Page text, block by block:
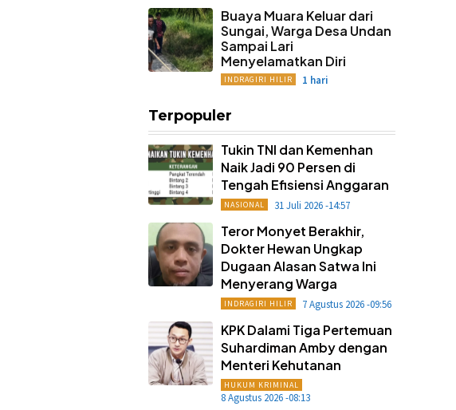
Buaya Muara Keluar dari
Sungai, Warga Desa Undan
Sampai Lari
Menyelamatkan Diri
INDRAGIRI HILIR 1 hari
Terpopuler
Tukin TNI dan Kemenhan
Naik Jadi 90 Persen di
Tengah Efisiensi Anggaran
NASIONAL 31 Juli 2026 -14:57
Teror Monyet Berakhir,
Dokter Hewan Ungkap
Dugaan Alasan Satwa Ini
Menyerang Warga
INDRAGIRI HILIR 7 Agustus 2026 -09:56
KPK Dalami Tiga Pertemuan
Suhardiman Amby dengan
Menteri Kehutanan
HUKUM KRIMINAL
8 Agustus 2026 -08:13